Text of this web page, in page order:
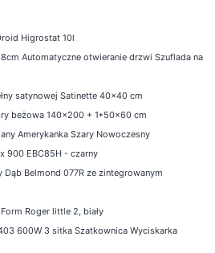
Higrostat 10l
Automatyczne otwieranie drzwi Szuflada na
satynowej Satinette 40x40 cm
beżowa 140x200 + 1*50x60 cm
Amerykanka Szary Nowoczesny
900 EBC85H - czarny
Belmond 077R ze zintegrowanym
Roger little 2, biały
600W 3 sitka Szatkownica Wyciskarka